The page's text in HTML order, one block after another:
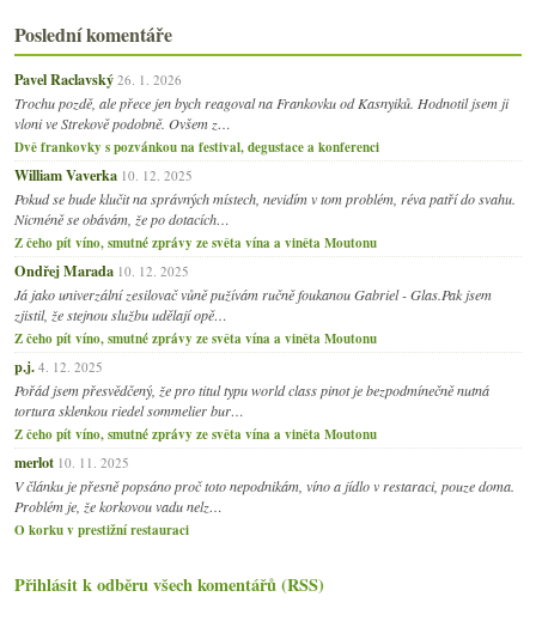
Poslední komentáře
Pavel Raclavský 26. 1. 2026
Trochu pozdě, ale přece jen bych reagoval na Frankovku od Kasnyiků. Hodnotil jsem ji
vloni ve Strekově podobně. Ovšem z…
Dvě frankovky s pozvánkou na festival, degustace a konferenci
William Vaverka 10. 12. 2025
Pokud se bude klučit na správných místech, nevidím v tom problém, réva patří do svahu.
Nicméně se obávám, že po dotacích…
Z čeho pít víno, smutné zprávy ze světa vína a viněta Moutonu
Ondřej Marada 10. 12. 2025
Já jako univerzální zesilovač vůně pužívám ručně foukanou Gabriel - Glas.Pak jsem
zjistil, že stejnou službu udělají opě…
Z čeho pít víno, smutné zprávy ze světa vína a viněta Moutonu
p.j. 4. 12. 2025
Pořád jsem přesvědčený, že pro titul typu world class pinot je bezpodmínečně nutná
tortura sklenkou riedel sommelier bur…
Z čeho pít víno, smutné zprávy ze světa vína a viněta Moutonu
merlot 10. 11. 2025
V článku je přesně popsáno proč toto nepodnikám, víno a jídlo v restaraci, pouze doma.
Problém je, že korkovou vadu nelz…
O korku v prestižní restauraci
Přihlásit k odběru všech komentářů (RSS)